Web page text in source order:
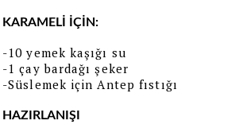
KARAMELİ İÇİN:
-10 yemek kaşığı su
-1 çay bardağı şeker
-Süslemek için Antep fıstığı
HAZIRLANIŞI